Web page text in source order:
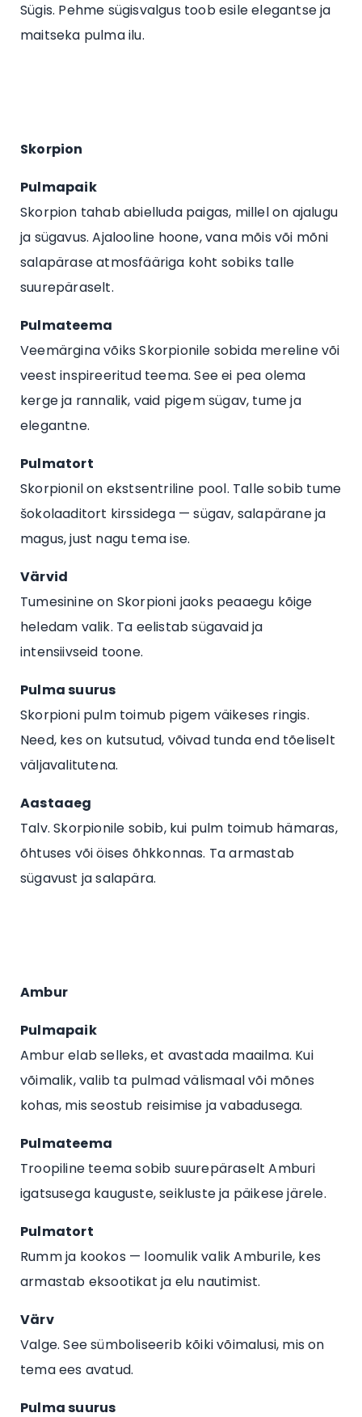
Sügis. Pehme sügisvalgus toob esile elegantse ja
maitseka pulma ilu.
Skorpion
Pulmapaik
Skorpion tahab abielluda paigas, millel on ajalugu
ja sügavus. Ajalooline hoone, vana mõis või mõni
salapärase atmosfääriga koht sobiks talle
suurepäraselt.
Pulmateema
Veemärgina võiks Skorpionile sobida mereline või
veest inspireeritud teema. See ei pea olema
kerge ja rannalik, vaid pigem sügav, tume ja
elegantne.
Pulmatort
Skorpionil on ekstsentriline pool. Talle sobib tume
šokolaaditort kirssidega — sügav, salapärane ja
magus, just nagu tema ise.
Värvid
Tumesinine on Skorpioni jaoks peaaegu kõige
heledam valik. Ta eelistab sügavaid ja
intensiivseid toone.
Pulma suurus
Skorpioni pulm toimub pigem väikeses ringis.
Need, kes on kutsutud, võivad tunda end tõeliselt
väljavalitutena.
Aastaaeg
Talv. Skorpionile sobib, kui pulm toimub hämaras,
õhtuses või öises õhkkonnas. Ta armastab
sügavust ja salapära.
Ambur
Pulmapaik
Ambur elab selleks, et avastada maailma. Kui
võimalik, valib ta pulmad välismaal või mõnes
kohas, mis seostub reisimise ja vabadusega.
Pulmateema
Troopiline teema sobib suurepäraselt Amburi
igatsusega kauguste, seikluste ja päikese järele.
Pulmatort
Rumm ja kookos — loomulik valik Amburile, kes
armastab eksootikat ja elu nautimist.
Värv
Valge. See sümboliseerib kõiki võimalusi, mis on
tema ees avatud.
Pulma suurus